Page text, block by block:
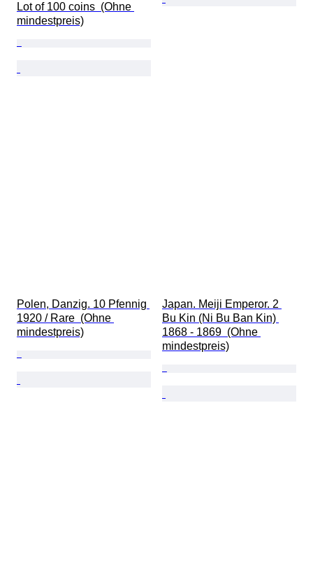
Lot of 100 coins  (Ohne
mindestpreis)
Polen, Danzig. 10 Pfennig
1920 / Rare  (Ohne
mindestpreis)
Japan. Meiji Emperor. 2
Bu Kin (Ni Bu Ban Kin)
1868 - 1869  (Ohne
mindestpreis)